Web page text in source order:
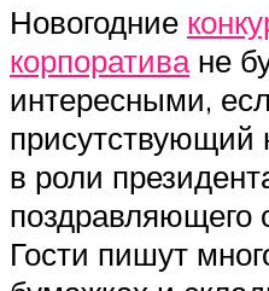
Новогодние
корпоративане
интересными,
присутствующий
в роли
поздравляющего
Гости пишут